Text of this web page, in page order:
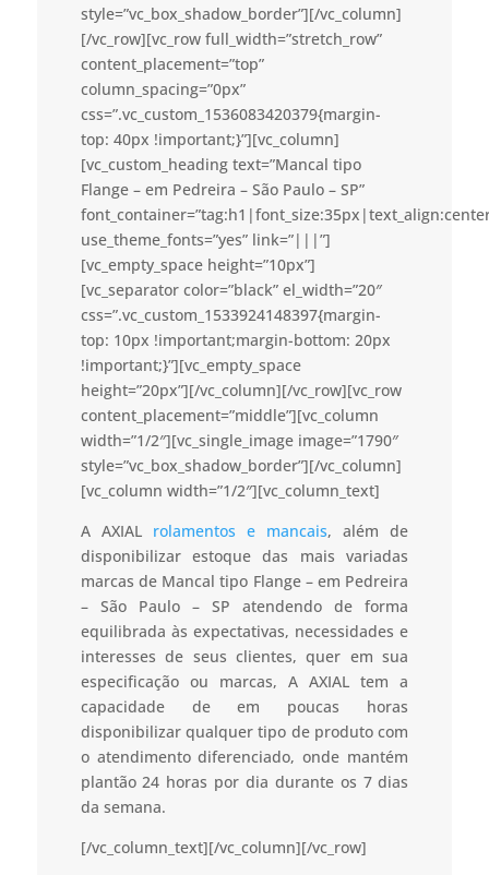
style=”vc_box_shadow_border”][/vc_column]
[/vc_row][vc_row full_width=”stretch_row”
content_placement=”top”
column_spacing=”0px”
css=”.vc_custom_1536083420379{margin-
top: 40px !important;}”][vc_column]
[vc_custom_heading text=”Mancal tipo
Flange – em Pedreira – São Paulo – SP”
use_theme_fonts=”yes” link=”|||”]
[vc_empty_space height=”10px”]
[vc_separator color=”black” el_width=”20″
css=”.vc_custom_1533924148397{margin-
top: 10px !important;margin-bottom: 20px
!important;}”][vc_empty_space
height=”20px”][/vc_column][/vc_row][vc_row
content_placement=”middle”][vc_column
width=”1/2″][vc_single_image image=”1790″
style=”vc_box_shadow_border”][/vc_column]
[vc_column width=”1/2″][vc_column_text]
A AXIAL rolamentos e mancais, além de
disponibilizar estoque das mais variadas
marcas de Mancal tipo Flange – em Pedreira
– São Paulo – SP atendendo de forma
equilibrada às expectativas, necessidades e
interesses de seus clientes, quer em sua
especificação ou marcas, A AXIAL tem a
capacidade de em poucas horas
disponibilizar qualquer tipo de produto com
o atendimento diferenciado, onde mantém
plantão 24 horas por dia durante os 7 dias
da semana.
[/vc_column_text][/vc_column][/vc_row]